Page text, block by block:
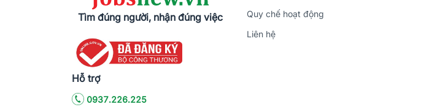
Tìm đúng người, nhận đúng việc
Hỗ trợ
0937.226.225
Quy chế hoạt động
Liên hệ